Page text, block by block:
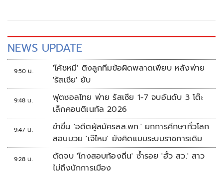
NEWS UPDATE
9:50 น.
'โค้ชหมี' ติงลูกทีมข้อผิดพลาดเพียบ หลังพ่าย
'รัสเซีย' ยับ
9:48 น.
ฟุตซอลไทย พ่าย รัสเซีย 1-7 จบอันดับ 3 โต๊ะ
เล็กคอนติเนทัล 2026
9:47 น.
ขำขื่น 'อดีตผู้สมัครสส.พท.' ยกการศึกษาทั่วโลก
สอนมวย 'เจ๊ไหม' ยังคิดแบบระบบราชการเดิม
9:28 น.
ตัดจบ 'โกงสอบท้องถิ่น' ซ้ำรอย 'ฮั้ว สว.' สาว
ไม่ถึงนักการเมือง